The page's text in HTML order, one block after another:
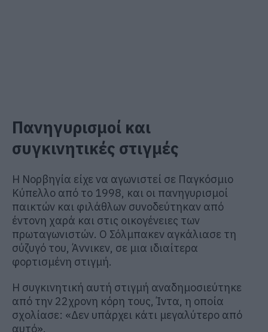
Πανηγυρισμοί και
συγκινητικές στιγμές
Η Νορβηγία είχε να αγωνιστεί σε Παγκόσμιο
Κύπελλο από το 1998, και οι πανηγυρισμοί
παικτών και φιλάθλων συνοδεύτηκαν από
έντονη χαρά και στις οικογένειες των
πρωταγωνιστών. Ο Σόλμπακεν αγκάλιασε τη
σύζυγό του, Άννικεν, σε μια ιδιαίτερα
φορτισμένη στιγμή.
Η συγκινητική αυτή στιγμή αναδημοσιεύτηκε
από την 22χρονη κόρη τους, Ίντα, η οποία
σχολίασε: «Δεν υπάρχει κάτι μεγαλύτερο από
αυτό».